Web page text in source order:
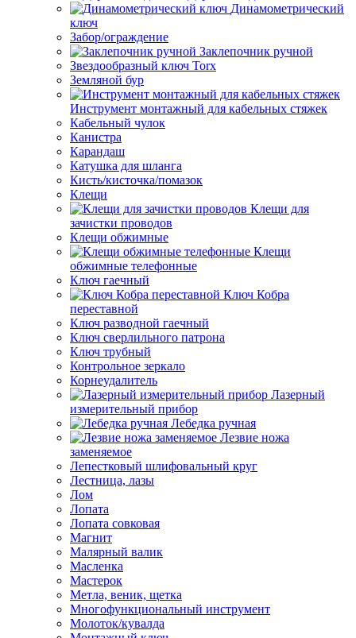
Динамометрический
ключ
Забор/ограждение
Заклепочник ручной
Звездообразный ключ Torx
Земляной бур
Инструмент монтажный для кабельных стяжек
Кабельный чулок
Канистра
Карандаш
Катушка для шланга
Кисть/кисточка/помазок
Клещи
Клещи для
зачистки проводов
Клещи обжимные
Клещи
обжимные телефонные
Ключ гаечный
Ключ Кобра
переставной
Ключ разводной гаечный
Ключ сверлильного патрона
Ключ трубный
Контрольное зеркало
Корнеудалитель
Лазерный
измерительный прибор
Лебедка ручная
Лезвие ножа
заменяемое
Лепестковый шлифовальный круг
Лестница, лазы
Лом
Лопата
Лопата совковая
Магнит
Малярный валик
Масленка
Мастерок
Метла, веник, щетка
Многофункциональный инструмент
Молоток/кувалда